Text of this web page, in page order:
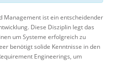
Management ist ein entscheidender
Diese Disziplin legt das
um Systeme erfolgreich zu
benötigt solide Kenntnisse in den
Engineerings, um